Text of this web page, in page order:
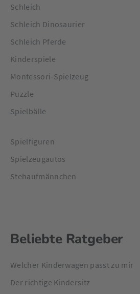
Schleich
Schleich Dinosaurier
Schleich Pferde
Kinderspiele
Montessori-Spielzeug
Puzzle
Spielbälle
Spielfiguren
Spielzeugautos
Stehaufmännchen
Beliebte Ratgeber
Welcher Kinderwagen passt zu mir
Der richtige Kindersitz